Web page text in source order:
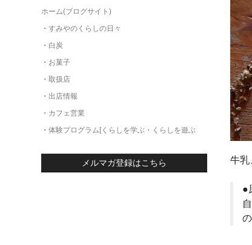
牛乳
●
ホーム(ブログサイト)
・ すみやのくらしの日々
・ 白炭
・ お菓子
・ 取扱店
・ 出店情報
・ カフェ営業
・ 体験プログラム[くらしを学ぶ・くらしを遊ぶ
メルマガ登録はこちら